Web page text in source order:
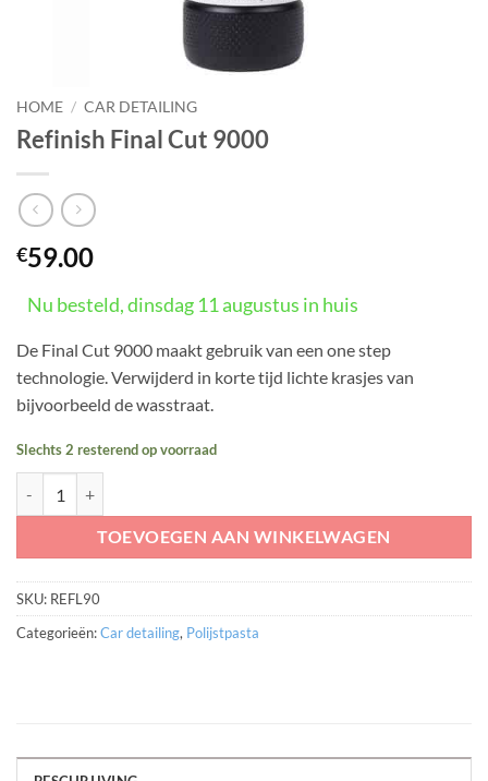
HOME / CAR DETAILING
Refinish Final Cut 9000
€59.00
Nu besteld, dinsdag 11 augustus in huis
De Final Cut 9000 maakt gebruik van een one step
technologie. Verwijderd in korte tijd lichte krasjes van
bijvoorbeeld de wasstraat.
Slechts 2 resterend op voorraad
TOEVOEGEN AAN WINKELWAGEN
SKU: REFL90
Categorieën:Car detailing, Polijstpasta